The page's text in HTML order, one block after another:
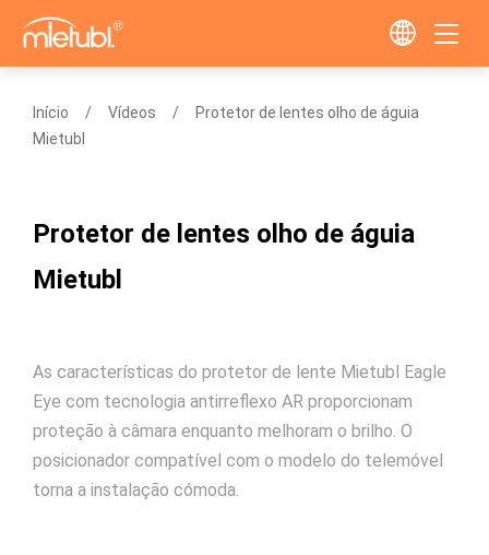
Início Vídeos
Protetor de lentes olho de águia
Mietubl
Protetor de lentes olho de águia
Mietubl
As características do protetor de lente Mietubl Eagle
Eye com tecnologia antirreflexo AR proporcionam
proteção à câmara enquanto melhoram o brilho. O
posicionador compatível com o modelo do telemóvel
torna a instalação cómoda.